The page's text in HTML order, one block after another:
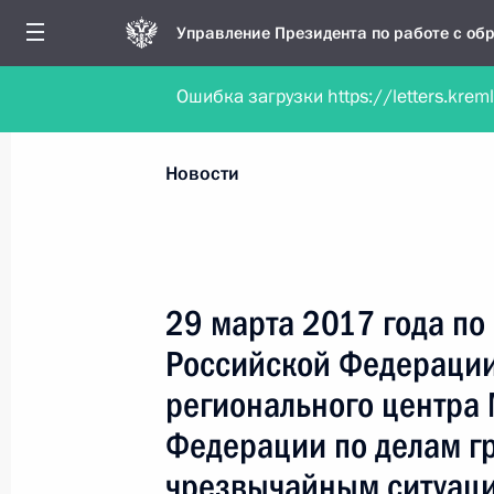
Управление Президента по работе с
Обратиться в форме электронного
Все новости
Новости личного приёма
Поручения, данные по результатам
приёма
Новости
29 марта 2017 года
Российской
регионального
Федерации по делам
Ошибка загрузки https://